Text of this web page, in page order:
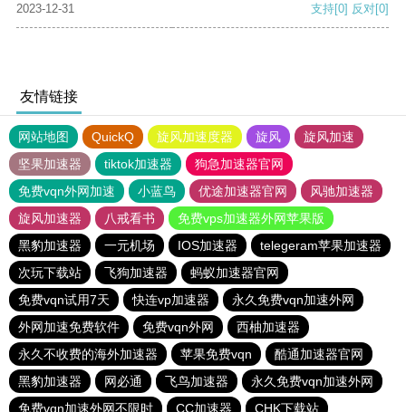
2023-12-31 支持[0] 反对[0]
友情链接
网站地图 QuickQ 旋风加速度器 旋风
旋风加速
坚果加速器
tiktok加速器
狗急加速器官网
免费vqn外网加速
小蓝鸟 优途加速器官网
风驰加速器
旋风加速器
八戒看书
免费vps加速器外网苹果版
黑豹加速器
一元机场 IOS加速器
telegeram苹果加速器
次玩下载站
飞狗加速器
蚂蚁加速器官网
免费vqn试用7天
快连vp加速器
永久免费vqn加速外网
外网加速免费软件
免费vqn外网
西柚加速器
永久不收费的海外加速器
苹果免费vqn
酷通加速器官网
黑豹加速器
网必通 飞鸟加速器
永久免费vqn加速外网
免费vqn加速外网不限时
CC加速器 CHK下载站